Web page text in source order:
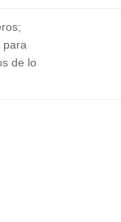
para
de lo